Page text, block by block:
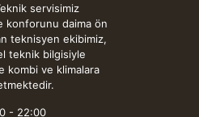
servisimiz
konforunu daima ön
teknisyen ekibimiz,
teknik bilgisiyle
kombi ve klimalara
- 22:00